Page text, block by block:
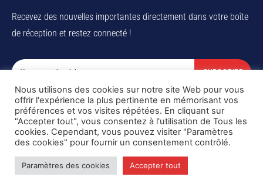
Recevez des nouvelles importantes directement dans votre boîte
de réception et restez connecté !
SUBSCRIBE
I've read and accept thePrivacy Policy.
Copyright © DiaspoRDC. All rights reserved
Nous utilisons des cookies sur notre site Web pour vous
offrir l'expérience la plus pertinente en mémorisant vos
préférences et vos visites répétées. En cliquant sur
"Accepter tout", vous consentez à l'utilisation de Tous les
cookies. Cependant, vous pouvez visiter "Paramètres
des cookies" pour fournir un consentement contrôlé.
Paramètres des cookies Accepter tout